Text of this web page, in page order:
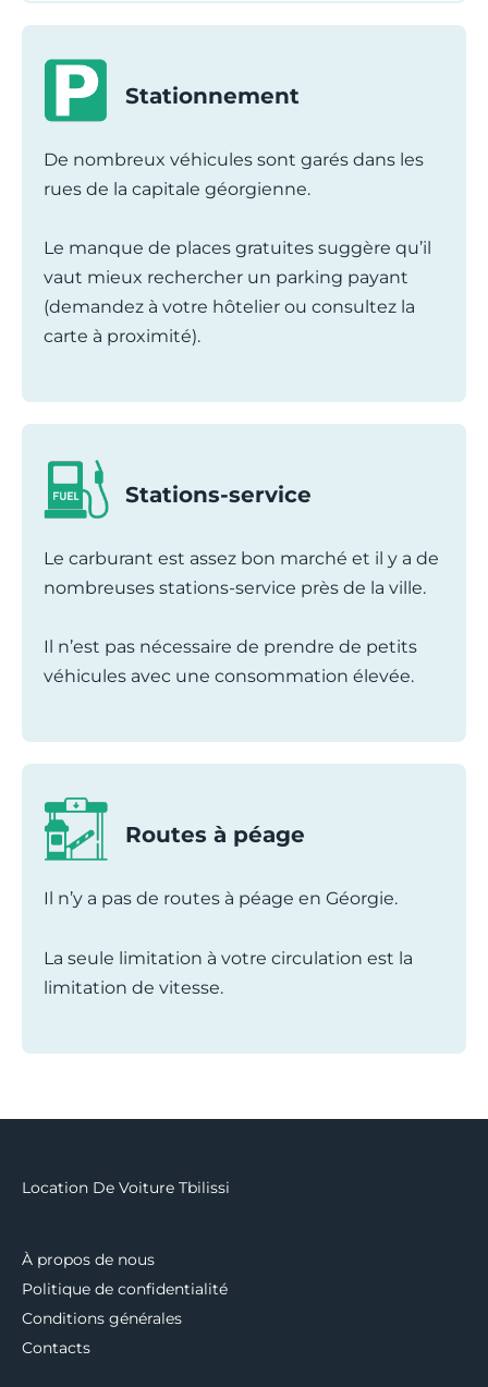
Stationnement
De nombreux véhicules sont garés dans les
rues de la capitale géorgienne.
Le manque de places gratuites suggère qu’il
vaut mieux rechercher un parking payant
(demandez à votre hôtelier ou consultez la
carte à proximité).
Stations-service
Le carburant est assez bon marché et il y a de
nombreuses stations-service près de la ville.
Il n’est pas nécessaire de prendre de petits
véhicules avec une consommation élevée.
Routes à péage
Il n’y a pas de routes à péage en Géorgie.
La seule limitation à votre circulation est la
limitation de vitesse.
Location De Voiture Tbilissi
À propos de nous
Politique de confidentialité
Conditions générales
Contacts